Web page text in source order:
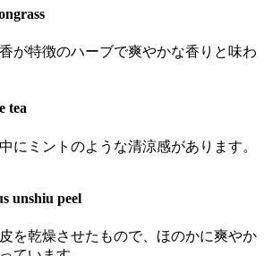
が特徴のハーブで爽やかな香りと味わ
tea
にミントのような清涼感があります。
unshiu peel
を乾燥させたもので、ほのかに爽やか